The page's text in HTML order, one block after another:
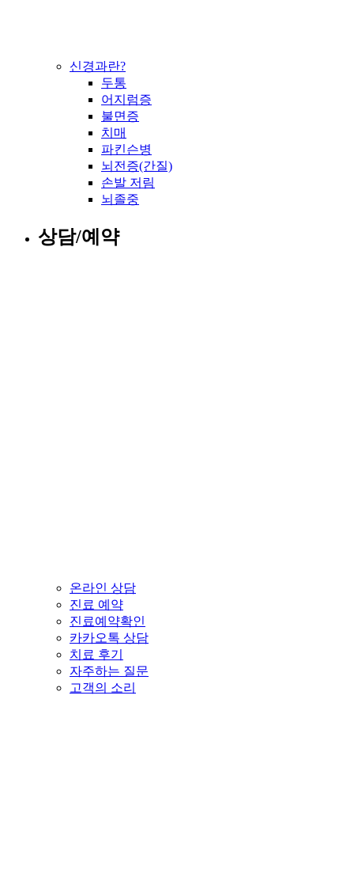
신경과란?
두통
어지럼증
불면증
치매
파킨슨병
뇌전증(간질)
손발 저림
뇌졸중
상담/예약
온라인 상담
진료 예약
진료예약확인
카카오톡 상담
치료 후기
자주하는 질문
고객의 소리